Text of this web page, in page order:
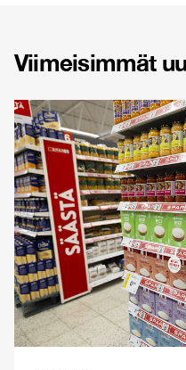
Viimeisimmät